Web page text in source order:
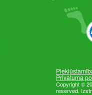
Privatuma
Copyright ©
reserved.